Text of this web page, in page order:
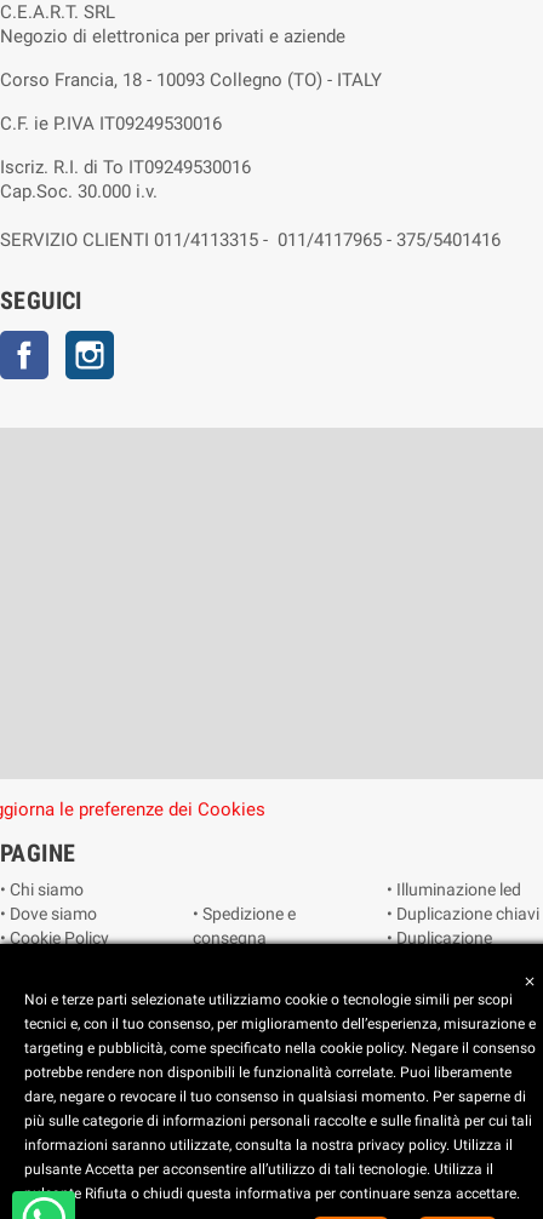
C.E.A.R.T. SRL
Negozio di elettronica per privati e aziende
Corso Francia, 18 - 10093 Collegno (TO) - ITALY
C.F. ie P.IVA IT09249530016
Iscriz. R.I. di To IT09249530016
Cap.Soc. 30.000 i.v.
SERVIZIO CLIENTI 011/4113315 - 011/4117965 - 375/5401416
SEGUICI
Facebook
le preferenze dei Cookies
PAGINE
• Chi siamo
• Dove siamo
• Cookie Policy
preferenze dei
cookie
• Spedizione e
consegna
• Catalogo
• Illuminazione led
• Duplicazione chiavi
• Duplicazione
• Smart home
• Video sorveglianza
Copyright © 2025 CEART | Negozio di elettronica Torino
C.E.A.R.T. Elettronica
4.5starstarstarstar star_half
Basato su914recensioni
close
Noi e terze parti selezionate utilizziamo cookie o tecnologie simili per scopi
tecnici e, con il tuo consenso, per miglioramento dell’esperienza, misurazione e
targeting e pubblicità, come specificato nella cookie policy. Negare il consenso
potrebbe rendere non disponibili le funzionalità correlate. Puoi liberamente
dare, negare o revocare il tuo consenso in qualsiasi momento. Per saperne di
più sulle categorie di informazioni personali raccolte e sulle finalità per cui tali
informazioni saranno utilizzate, consulta la nostra privacy policy. Utilizza il
pulsante Accetta per acconsentire all’utilizzo di tali tecnologie. Utilizza il
pulsante Rifiuta o chiudi questa informativa per continuare senza accettare.